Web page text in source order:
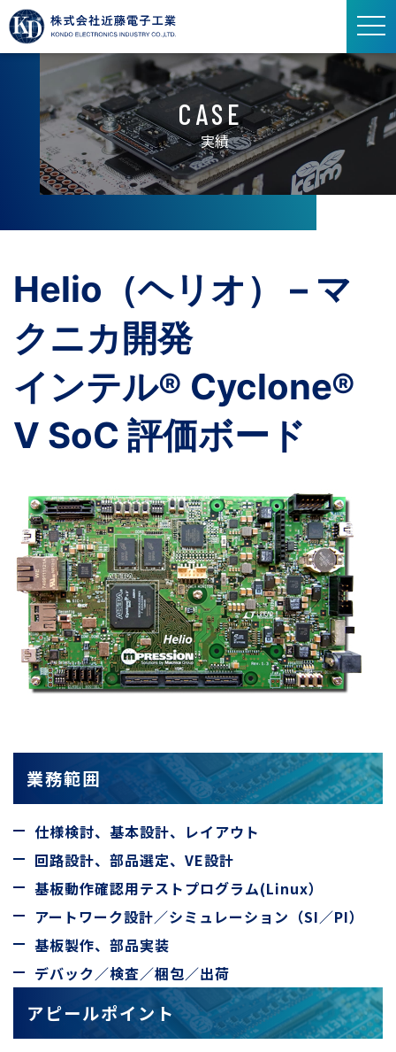
ト
ル
ビ
ゲ
ョ
CASE
実績
Helio（ヘリオ） – マ
クニカ開発
インテル® Cyclone®
V SoC 評価ボード
業務範囲
仕様検討、基本設計、レイアウト
回路設計、部品選定、VE設計
基板動作確認用テストプログラム(Linux）
アートワーク設計／シミュレーション（SI／PI）
基板製作、部品実装
デバック／検査／梱包／出荷
アピールポイント